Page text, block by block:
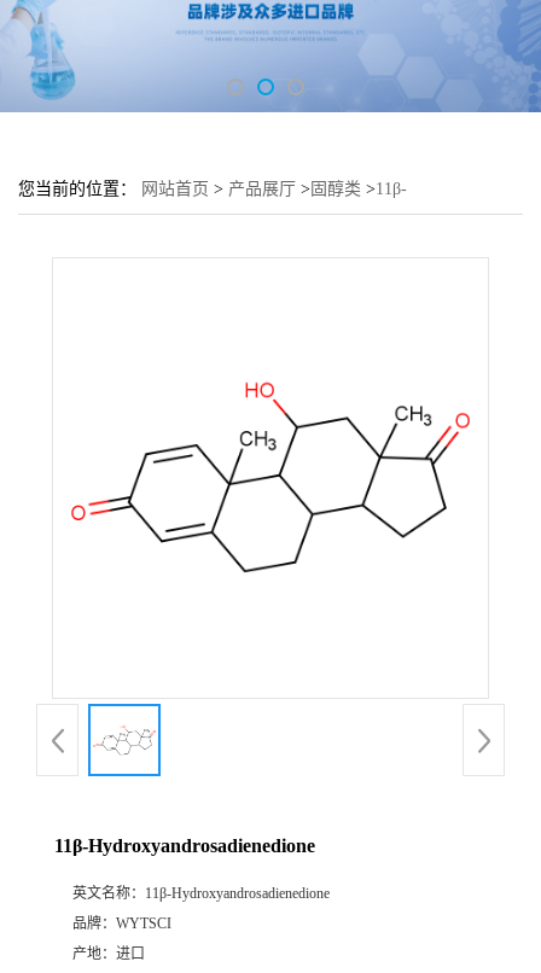
您当前的位置： 网站首页 > 产品展厅 > 固醇类 >11β-
11β-Hydroxyandrosadienedione
英文名称： 11β-Hydroxyandrosadienedione
品牌： WYTSCI
产地： 进口